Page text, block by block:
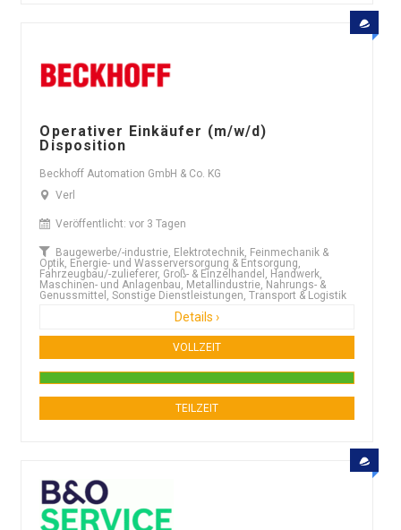
Operativer Einkäufer (m/w/d)
Disposition
Beckhoff Automation GmbH & Co. KG
Verl
Veröffentlicht: vor 3 Tagen
Baugewerbe/-industrie, Elektrotechnik, Feinmechanik &
Optik, Energie- und Wasserversorgung & Entsorgung,
Fahrzeugbau/-zulieferer, Groß- & Einzelhandel, Handwerk,
Maschinen- und Anlagenbau, Metallindustrie, Nahrungs- &
Genussmittel, Sonstige Dienstleistungen, Transport & Logistik
Details ›
VOLLZEIT
TEILZEIT